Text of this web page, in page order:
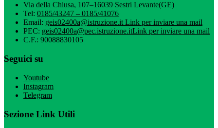
Via della Chiusa, 107–16039 Sestri Levante(GE)
Tel: 0185/43247 – 0185/41076
Email: geis02400a@istruzione.itLink per inviare una mail
PEC: geis02400a@pec.istruzione.itLink per inviare una mail
C.F.: 90088830105
Seguici su
Youtube
Instagram
Telegram
Sezione Link Utili